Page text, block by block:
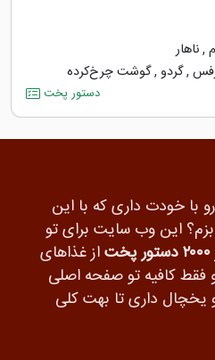
,ناهار
,گردو ,گوشت چرخ‌کرده
دستور پخت
با خودت داری که با این
این وب سایت برای تو
۲۰۰۰ دستور پخت
از غذاهای
فقط کافیه تو صفحه اصلی
یخچال داری تا بهت کلی